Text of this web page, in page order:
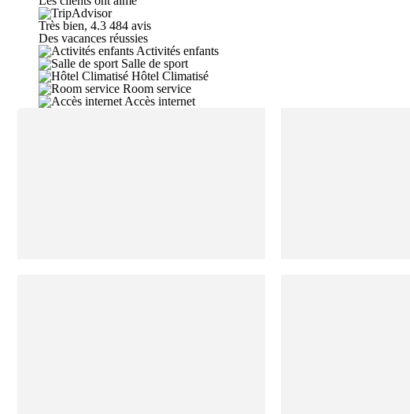
Très bien, 4.3 484 avis
Des vacances réussies
Activités enfants
Salle de sport
Hôtel Climatisé
Room service
Accès internet